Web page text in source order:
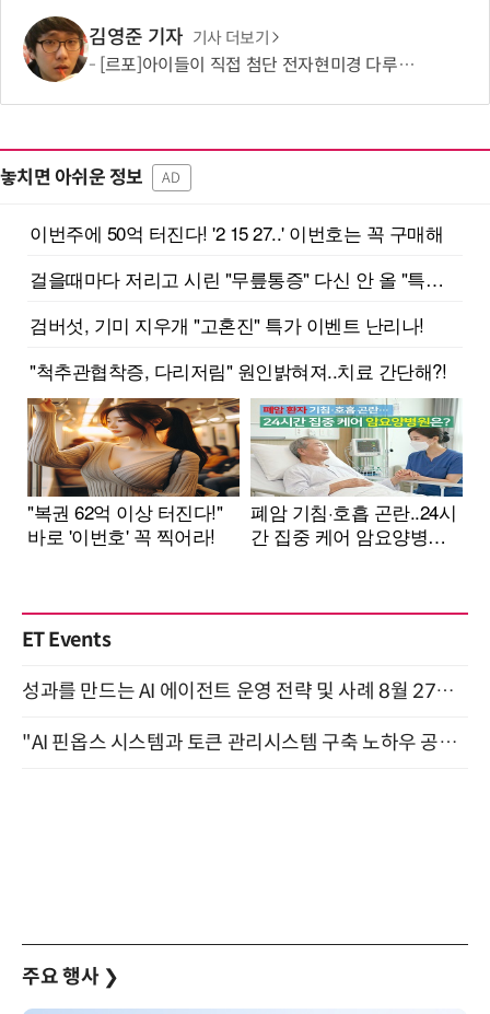
김영준 기자 기사 더보기
[르포]아이들이 직접 첨단 전자현미경 다루며 과학원리 체득...과학체험 제공 '주니어닥터' 현장
놓치면 아쉬운 정보 AD
ET Events
성과를 만드는 AI 에이전트 운영 전략 및 사례 8월 27일 개최
"AI 핀옵스 시스템과 토큰 관리시스템 구축 노하우 공개" 잠실 한국광고문화회관 2층 대회의실 (8/21)
주요 행사 ❯